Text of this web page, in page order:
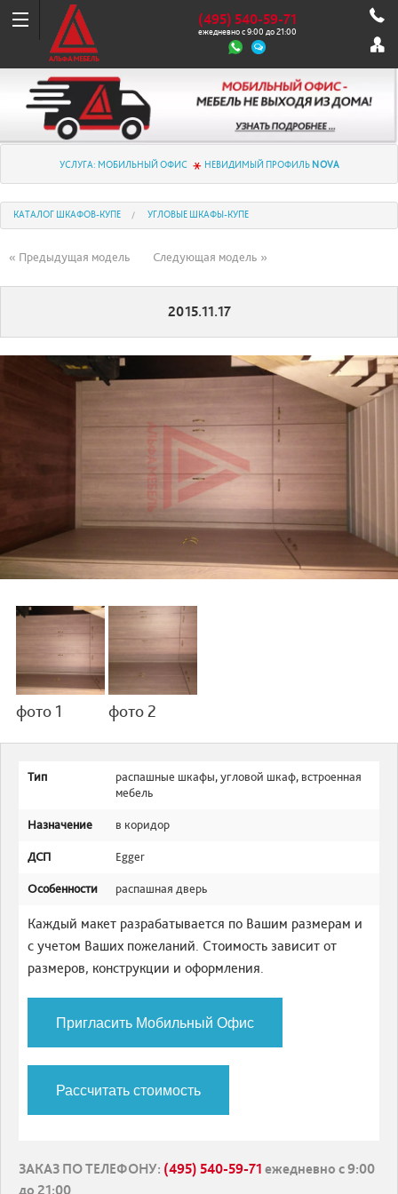
(495) 540-59-71
ежедневно с 9:00 до 21:00
УСЛУГА: МОБИЛЬНЫЙ ОФИС НЕВИДИМЫЙ ПРОФИЛЬ NOVA
КАТАЛОГ ШКАФОВ-КУПЕ УГЛОВЫЕ ШКАФЫ-КУПЕ
« Предыдущая модель Следующая модель »
2015.11.17
фото 1 фото 2
Тип распашные шкафы,угловой шкаф, встроенная
мебель
Назначение в коридор
ДСП Egger
Особенности распашная дверь
Каждый макет разрабатывается по Вашим размерам и
с учетом Ваших пожеланий. Стоимость зависит от
размеров, конструкции и оформления.
Пригласить Мобильный Офис
Рассчитать стоимость
ЗАКАЗ ПО ТЕЛЕФОНУ: (495) 540-59-71 ежедневно с 9:00
до 21:00